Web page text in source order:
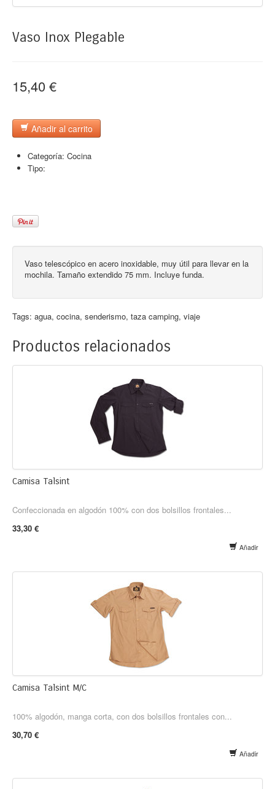
Vaso Inox Plegable
15,40 €
Añadir al carrito
Categoría: Cocina
Tipo:
Vaso telescópico en acero inoxidable, muy útil para llevar en la
mochila. Tamaño extendido 75 mm. Incluye funda.
Tags: agua, cocina, senderismo, taza camping, viaje
Productos relacionados
Camisa Talsint
Confeccionada en algodón 100% con dos bolsillos frontales...
33,30 €
Añadir
Camisa Talsint M/C
100% algodón, manga corta, con dos bolsillos frontales con...
30,70 €
Añadir